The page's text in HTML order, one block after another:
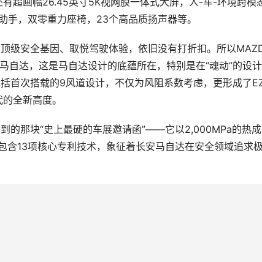
，双零重力座椅，23个高品质扬声器等。
级安全基因、取悦驾驶体验，依旧没有打折扣。所以
达，这是马自达设计的底蕴所在，特别是在“魂动”的设
首次搭载的9风道设计，不仅为风阻系数考虑，更形成了
全新高度。
的那块“史上最硬的车展邀请函”——它以2,000MPa的热
13项核心专利技术，象征着长安马自达在安全领域追求